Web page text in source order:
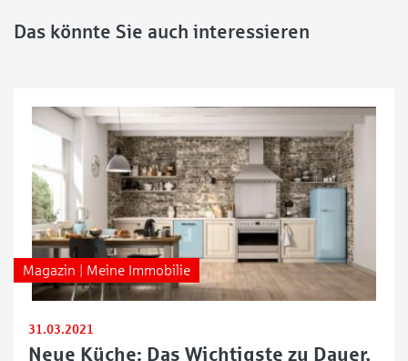
Das könnte Sie auch interessieren
Magazin | Meine Immobilie
31.03.2021
Neue Küche: Das Wichtigste zu Dauer,